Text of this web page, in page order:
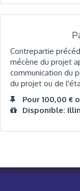
Contrepartie
mécène du projet
communication du
du projet ou de
Pour 100,00 €
Disponible: